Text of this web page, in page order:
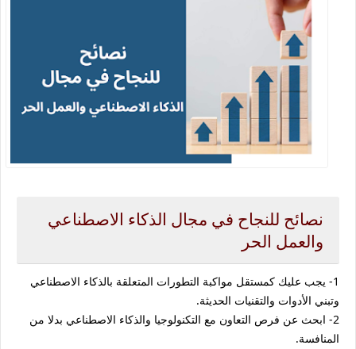
نصائح للنجاح في مجال الذكاء الاصطناعي
والعمل الحر
1- يجب عليك كمستقل مواكبة التطورات المتعلقة بالذكاء الاصطناعي
وتبني الأدوات والتقنيات الحديثة.
2- ابحث عن فرص التعاون مع التكنولوجيا والذكاء الاصطناعي بدلا من
المنافسة.